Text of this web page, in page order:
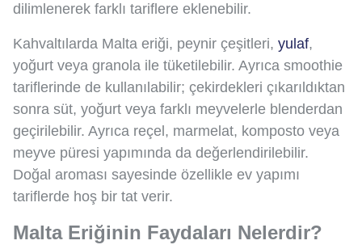
dilimlenerek farklı tariflere eklenebilir.
Kahvaltılarda Malta eriği, peynir çeşitleri, yulaf,
yoğurt veya granola ile tüketilebilir. Ayrıca smoothie
tariflerinde de kullanılabilir; çekirdekleri çıkarıldıktan
sonra süt, yoğurt veya farklı meyvelerle blenderdan
geçirilebilir. Ayrıca reçel, marmelat, komposto veya
meyve püresi yapımında da değerlendirilebilir.
Doğal aroması sayesinde özellikle ev yapımı
tariflerde hoş bir tat verir.
Malta Eriğinin Faydaları Nelerdir?